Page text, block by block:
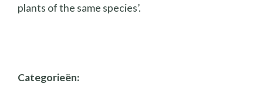
plants of the same species’.
Categorieën: